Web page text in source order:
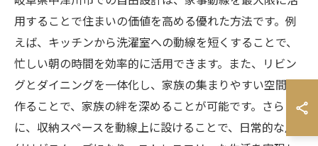
用することで住まいの価値を高める優れた方法です。例
えば、キッチンから洗濯室への動線を短くすることで、
忙しい朝の時間を効率的に活用できます。また、リビン
グとダイニングを一体化し、家族の集まりやすい空間を
作ることで、家族の絆を深めることが可能です。さら
に、収納スペースを動線上に設けることで、日常的な片